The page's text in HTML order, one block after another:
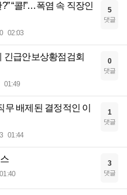
“콜!”…폭염 속 직장인
02:03
5
댓글
긴급안보상황점검회
01:49
0
댓글
무 배제된 결정적인 이
01:44
1
댓글
01:40
3
댓글